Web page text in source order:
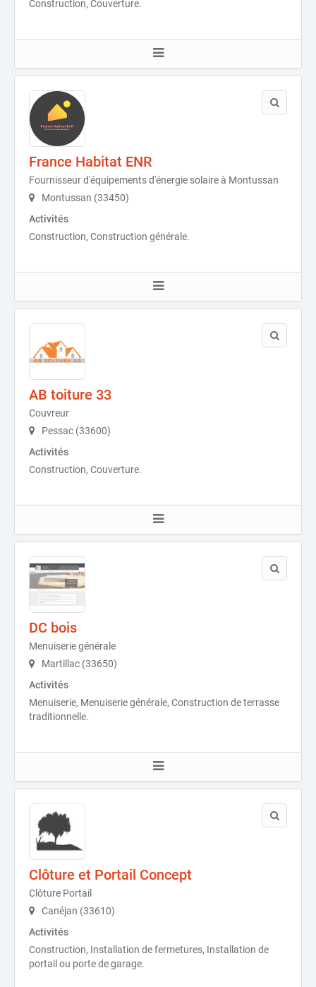
Construction, Couverture.
France Habitat ENR
Fournisseur d'équipements d'énergie solaire à Montussan
Montussan (33450)
Activités
Construction, Construction générale.
AB toiture 33
Couvreur
Pessac (33600)
Activités
Construction, Couverture.
DC bois
Menuiserie générale
Martillac (33650)
Activités
Menuiserie, Menuiserie générale, Construction de terrasse
traditionnelle.
Clôture et Portail Concept
Clôture Portail
Canéjan (33610)
Activités
Construction, Installation de fermetures, Installation de
portail ou porte de garage.